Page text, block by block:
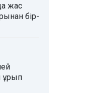
жас
бір-
ұрып